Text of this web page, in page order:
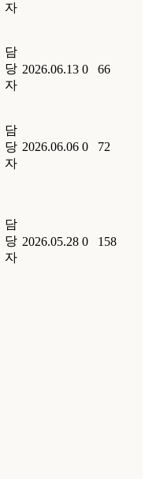
자
담
당
자
2026.06.13 0 66
담
당
자
2026.06.06 0 72
담
당
자
2026.05.28 0 158